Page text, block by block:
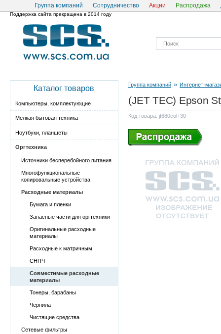
Группа компаний Сотрудничество Акции Распродажа
Поддержка сайта прекращена в 2014 году
Каталог товаров
Компьютеры, комплектующие
Мелкая бытовая техника
Ноутбуки, планшеты
Оргтехника
Источники бесперебойного питания
Многофункциональные
копировальные устройства
Расходные материалы
Бумага и пленки
Запасные части для оргтехники
Оригинальные расходные
материалы
Расходные к матричным
СНПЧ
Совместимые расходные
материалы
Тонеры, барабаны
Чернила
Чистящие средства
Сетевые фильтры
Группа компаний » Интернет-
(JET TEC) Epson
Код товара: jt680col+30